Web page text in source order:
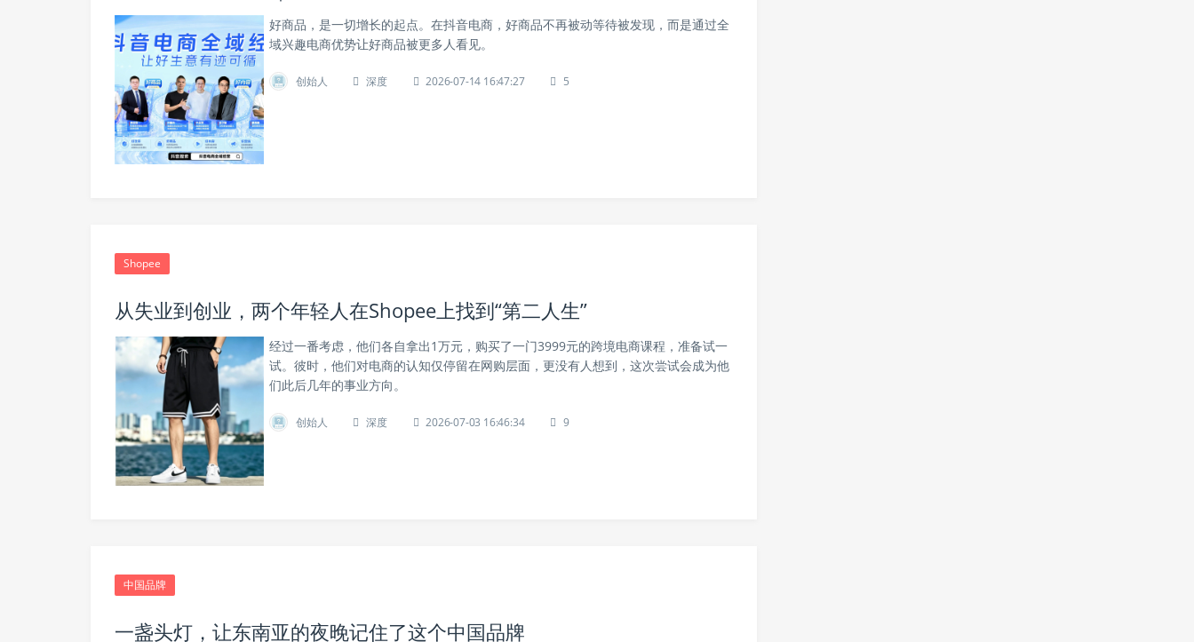
好商品，是一切增长的起点。在抖音电商，好商品不再被动等待被发现，而是通过全
域兴趣电商优势让好商品被更多人看见。
创始人 深度 2026-07-14 16:47:27 5
Shopee
从失业到创业，两个年轻人在Shopee上找到“第二人生”
经过一番考虑，他们各自拿出1万元，购买了一门3999元的跨境电商课程，准备试一
试。彼时，他们对电商的认知仅停留在网购层面，更没有人想到，这次尝试会成为他
们此后几年的事业方向。
创始人 深度 2026-07-03 16:46:34 9
中国品牌
一盏头灯，让东南亚的夜晚记住了这个中国品牌